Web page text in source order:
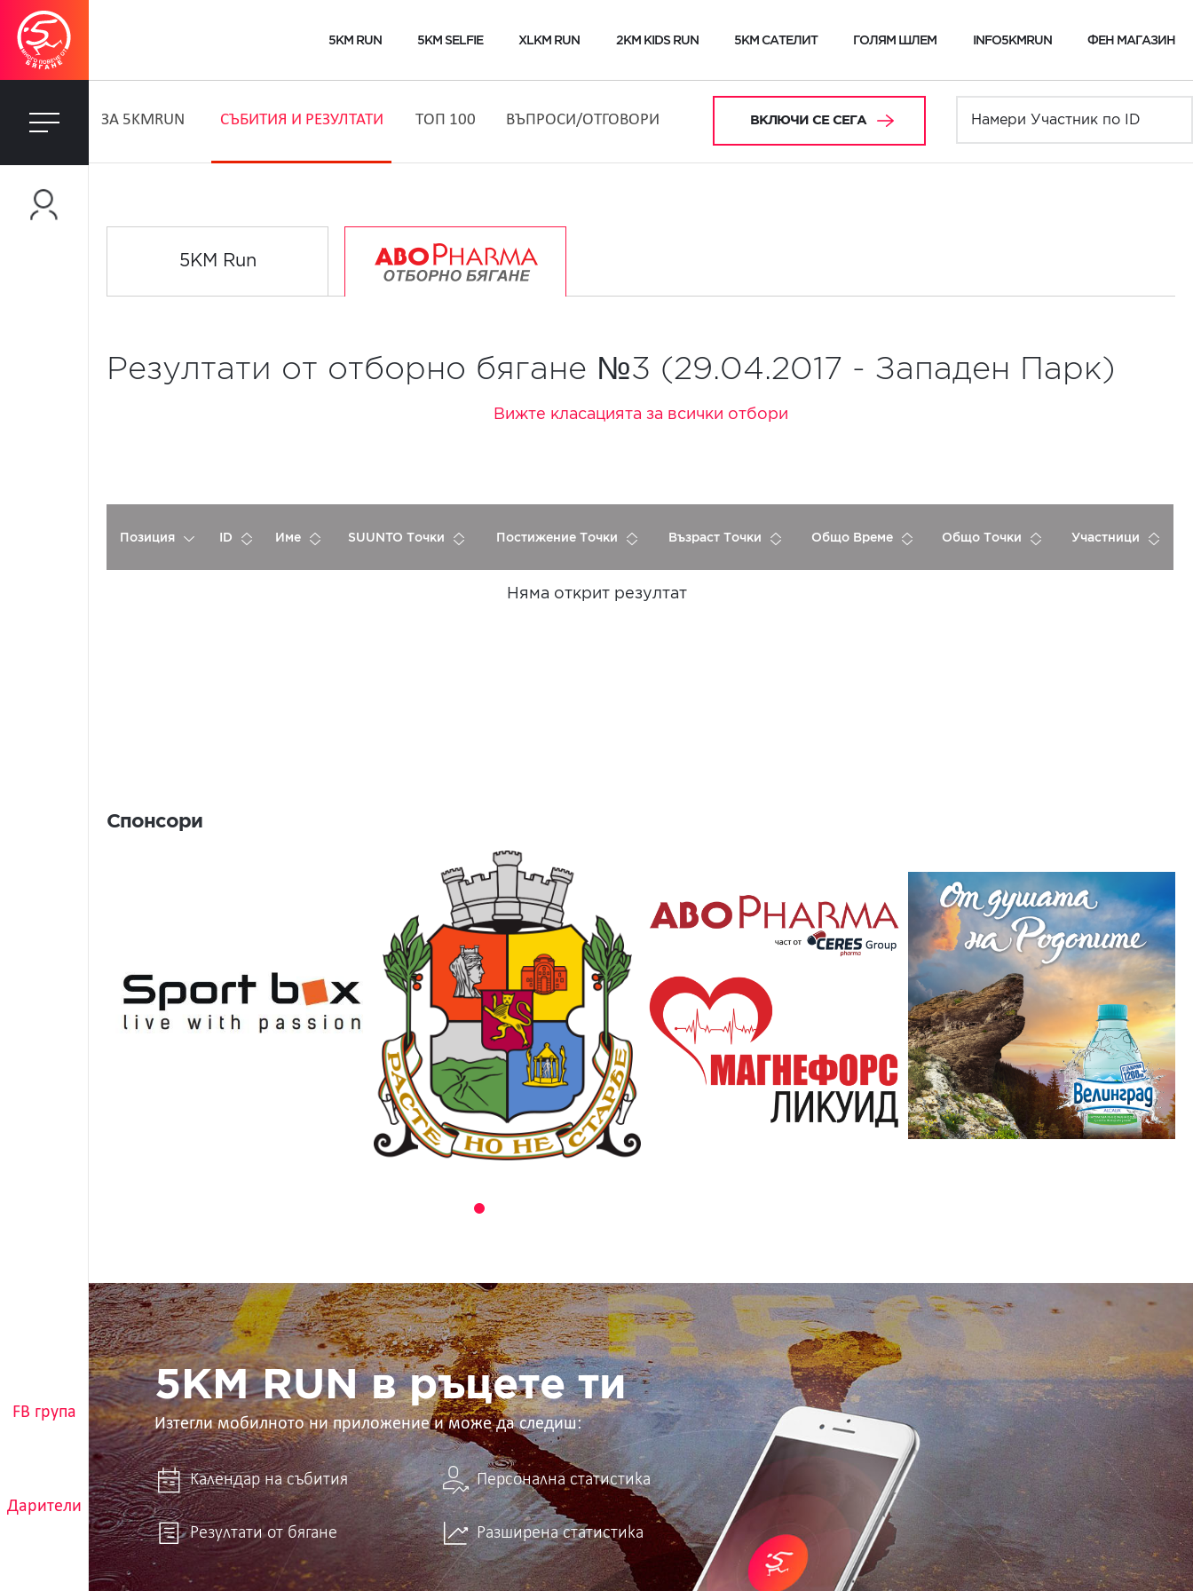
5KM RUN 5KM SELFIE XLKM RUN 2KM KIDS RUN 5KM САТЕЛИТ ГОЛЯМ ШЛЕМ INFO5KMRUN ФЕН МАГАЗИН
FB група
Дарители
ЗA 5KMRUN СЪБИТИЯ И РЕЗУЛТАТИ ТОП 100 ВЪПРОСИ/ОТГОВОРИ ВКЛЮЧИ СЕ СЕГА
5KM Run
Резултати от отборно бягане №3 (29.04.2017 - Западен Парк)
Вижте класацията за всички отбори
Позиция ID Име SUUNTO Точки Постижение Точки Възраст Точки Общо Време Общо Точки Участници
Няма открит резултат
Спонсори
5KM
RUN
в
ръцете
ти
5KM RUN в ръцете ти
Изтегли мобилното ни приложение и може да следиш:
Календар на събития Персонална статистика
Резултати от бягане Разширена статистика